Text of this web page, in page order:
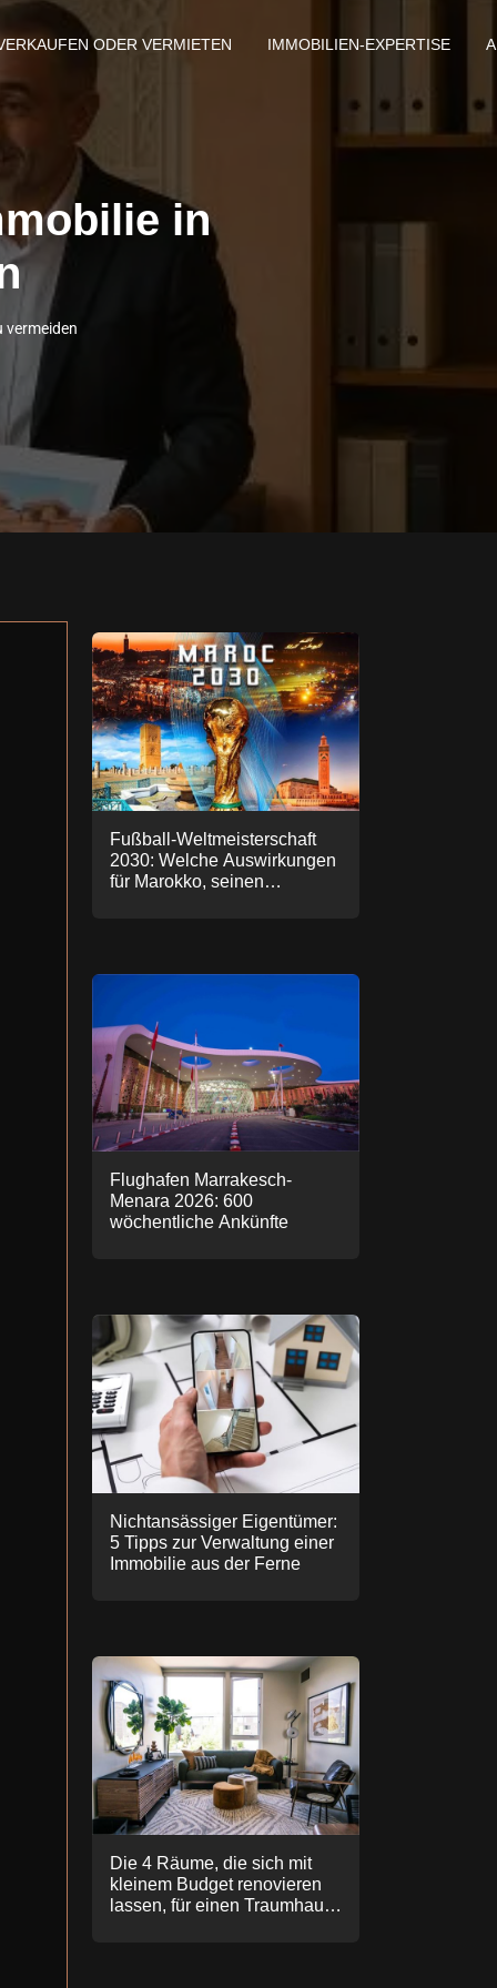
ODER VERMIETEN IMMOBILIEN-EXPERTISE
in
vermeiden
Fußball-Weltmeisterschaft
2030: Welche Auswirkungen
für Marokko, seinen
Flughafen Marrakesch-
Menara 2026: 600
wöchentliche Ankünfte
Nichtansässiger Eigentümer:
5 Tipps zur Verwaltung einer
Immobilie aus der Ferne
Die 4 Räume, die sich mit
kleinem Budget renovieren
lassen, für einen Traumhaus-